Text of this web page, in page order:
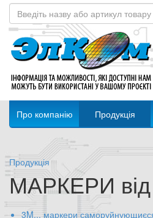
Про компанію Продукція
Продукція
МАРКЕРИ від
3M... маркери